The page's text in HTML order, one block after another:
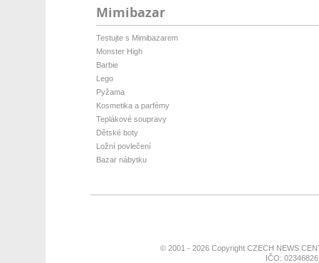
Mimibazar
Testujte s Mimibazarem
Monster High
Barbie
Lego
Pyžama
Kosmetika a parfémy
Teplákové soupravy
Dětské boty
Ložní povlečení
Bazar nábytku
© 2001 - 2026 Copyright CZECH NEWS
IČO: